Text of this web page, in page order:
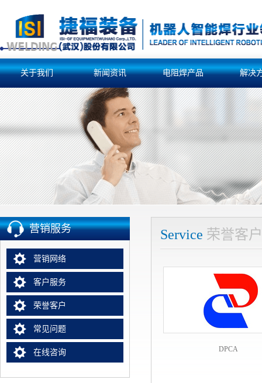
关于我们 新闻资讯 电阻焊产品 解决
营销服务
营销网络
客户服务
荣誉客户
常见问题
在线咨询
Service 荣誉客户
DPCA